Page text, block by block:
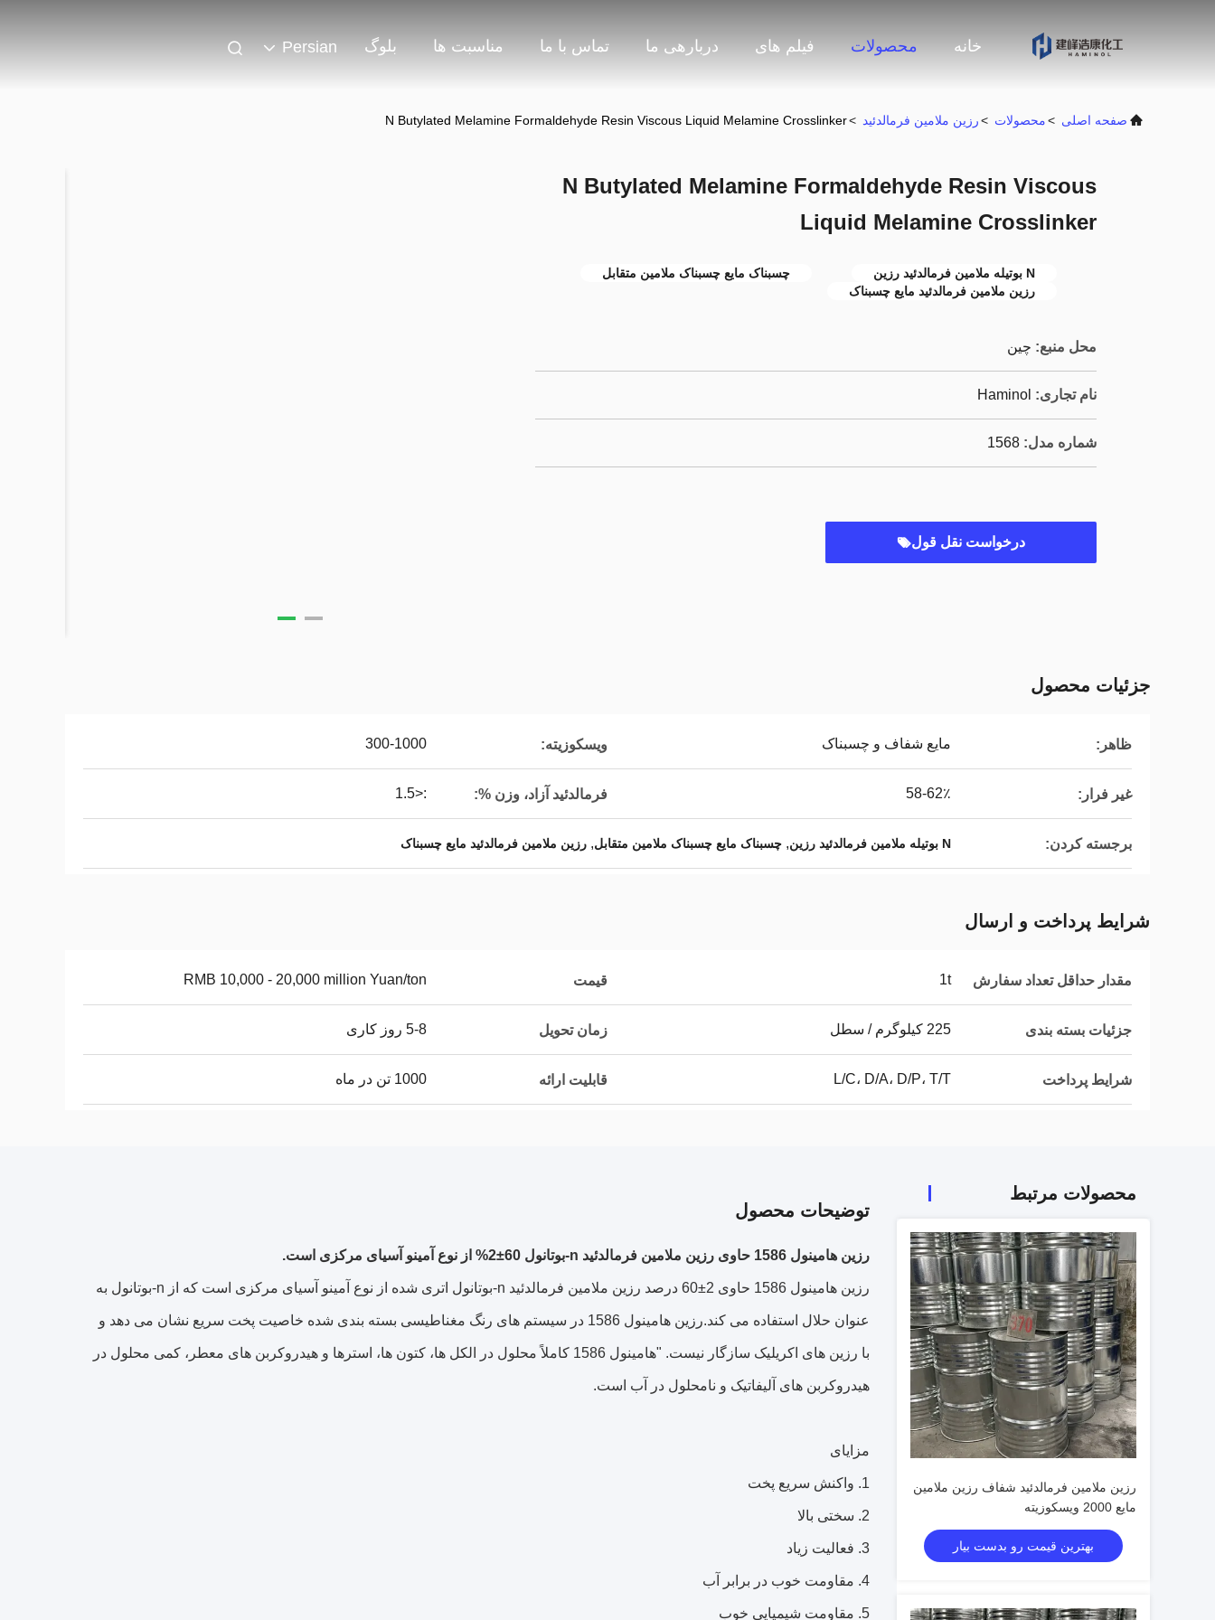
خانه محصولات فیلم های دربارهی ما تماس با ما مناسبت ها بلوگ Persian
صفحه اصلی >محصولات >رزین ملامین فرمالدئید >
N Butylated Melamine Formaldehyde Resin Viscous Liquid Melamine Crosslinker
N Butylated Melamine Formaldehyde Resin Viscous
Liquid Melamine Crosslinker
N بوتیله ملامین فرمالدئید رزین
چسبناک مایع چسبناک ملامین متقابل
رزین ملامین فرمالدئید مایع چسبناک
محل منبع: چین
نام تجاری: Haminol
شماره مدل: 1568
درخواست نقل قول
جزئیات محصول
ظاهر: مایع شفاف و چسبناک ویسکوزیته: 300-1000
غیر فرار: 58-62٪ فرمالدئید آزاد، وزن %: :<1.5
برجسته کردن: N بوتیله ملامین فرمالدئید رزین , چسبناک مایع چسبناک ملامین متقابل, رزین ملامین فرمالدئید مایع چسبناک
شرایط پرداخت و ارسال
مقدار حداقل تعداد سفارش 1t قیمت RMB 10,000 - 20,000 million Yuan/ton
جزئیات بسته بندی 225 کیلوگرم / سطل زمان تحویل 5-8 روز کاری
شرایط پرداخت L/C، D/A، D/P، T/T قابلیت ارائه 1000 تن در ماه
محصولات مرتبط
رزین ملامین فرمالدئید شفاف رزین ملامین
مایع 2000 ویسکوزیته
بهترین قیمت رو بدست بیار
توضیحات محصول
رزین هامینول 1586 حاوی رزین ملامین فرمالدئید n-بوتانول 60±2% از نوع آمینو آسیای مرکزی است.
رزین هامینول 1586 حاوی 2±60 درصد رزین ملامین فرمالدئید n-بوتانول اتری شده از نوع آمینو آسیای مرکزی است که از n-بوتانول به
عنوان حلال استفاده می کند.رزین هامینول 1586 در سیستم های رنگ مغناطیسی بسته بندی شده خاصیت پخت سریع نشان می دهد و
با رزین های اکریلیک سازگار نیست. "هامینول 1586 کاملاً محلول در الکل ها، کتون ها، استرها و هیدروکربن های معطر، کمی محلول در
هیدروکربن های آلیفاتیک و نامحلول در آب است.
مزایای
1. واکنش سریع پخت
2. سختی بالا
3. فعالیت زیاد
4. مقاومت خوب در برابر آب
5. مقاومت شیمیایی خوب